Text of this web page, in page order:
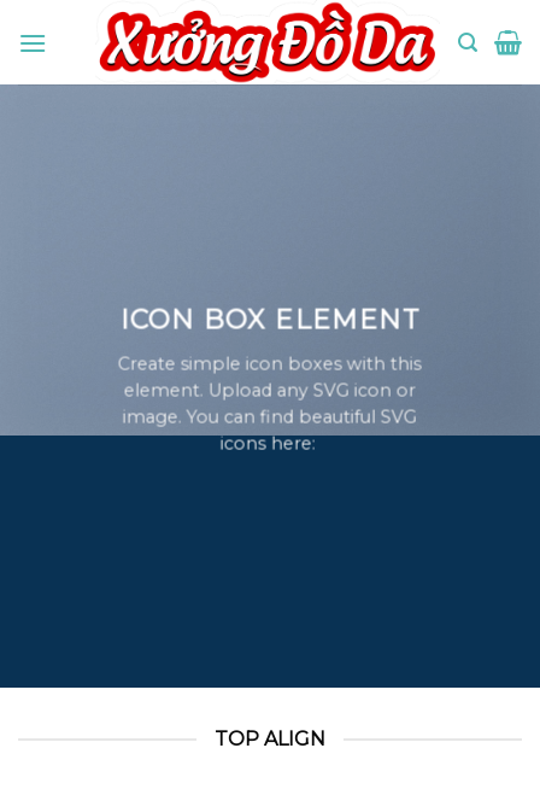
ICON BOX ELEMENT
Create simple icon boxes with this
element. Upload any SVG icon or
image. You can find beautiful SVG
icons here:
TOP ALIGN